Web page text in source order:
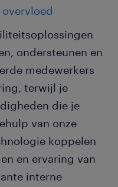
ondersteunen en
medewerkers
terwijl je
die je
van onze
koppelen
en ervaring van
interne